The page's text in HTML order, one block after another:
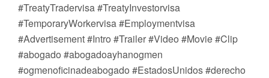
#TreatyTradervisa #TreatyInvestorvisa
#TemporaryWorkervisa #Employmentvisa
#Advertisement #Intro #Trailer #Video #Movie #Clip
#abogado #abogadoayhanogmen
#ogmenoficinadeabogado #EstadosUnidos #derecho